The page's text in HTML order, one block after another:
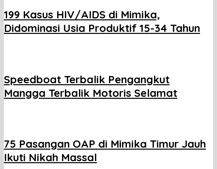
199 Kasus HIV/AIDS di Mimika,
Didominasi Usia Produktif 15-34 Tahun
Speedboat Terbalik Pengangkut
Mangga Terbalik Motoris Selamat
75 Pasangan OAP di Mimika Timur Jauh
Ikuti Nikah Massal